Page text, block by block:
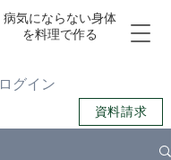
​病気にならない身体
を料理で作る
ログイン
資料請求